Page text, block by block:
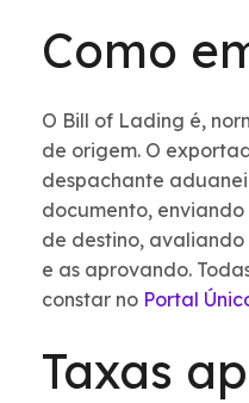
Como
O Bill of Lading é,
de origem. O
despachante
documento,
de destino,
e as aprovando.
constar no Portal
Taxas